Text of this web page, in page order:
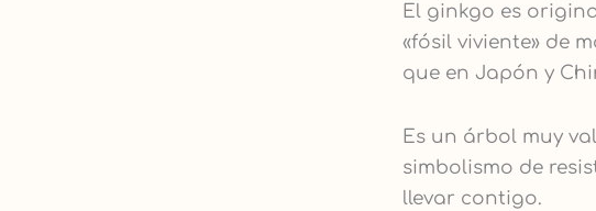
El ginkgo es
«fósil viviente» de
que en Japón y
Es un árbol muy
simbolismo de
llevar contigo.